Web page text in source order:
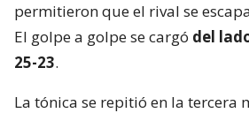
permitieron que el rival se
El golpe a golpe se cargó del
25-23.
La tónica se repitió en la tercera